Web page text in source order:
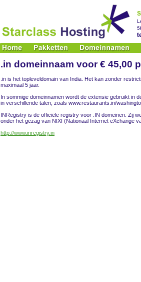
.in domeinnaam voor € 45,00
.in is het topleveldomain van India. Het kan zonder
maximaal 5 jaar.
In sommige domeinnamen wordt de extensie gebruikt in
in verschillende talen, zoals www.restaurants.in/
INRegistry is de officiële registry voor .IN domeinen. Zij
onder het gezag van NIXI (Nationaal Internet eXchange
http://www.inregistry.in